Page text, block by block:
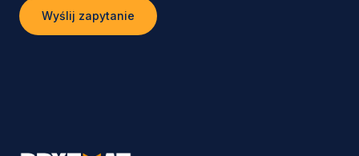
Wyślij zapytanie